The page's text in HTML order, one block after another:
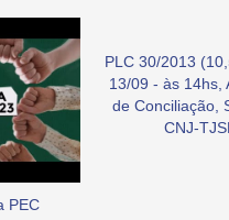
PEC
PLC 30/2013
13/09 - às 14hs,
de Conciliação,
CNJ-